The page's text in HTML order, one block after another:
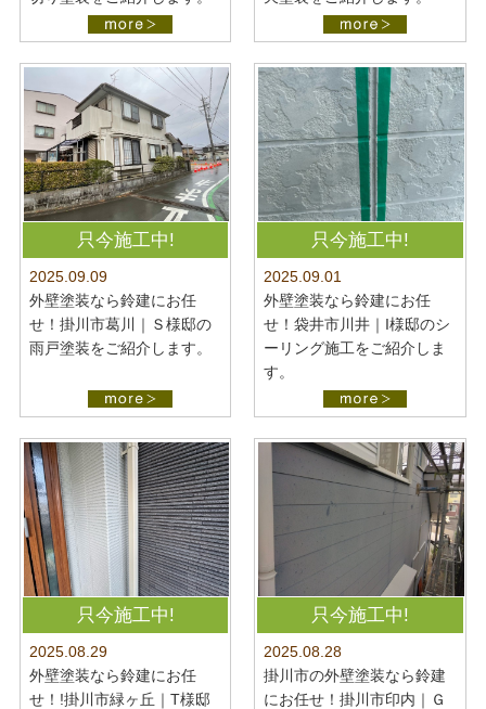
只今施工中!
2025.09.09
外壁塗装なら鈴建にお任
せ！掛川市葛川｜Ｓ様邸の
雨戸塗装をご紹介します。
只今施工中!
2025.09.01
外壁塗装なら鈴建にお任
せ！袋井市川井｜I様邸のシ
ーリング施工をご紹介しま
す。
只今施工中!
2025.08.29
外壁塗装なら鈴建にお任
せ！!掛川市緑ヶ丘｜T様邸
只今施工中!
2025.08.28
掛川市の外壁塗装なら鈴建
にお任せ！掛川市印内｜Ｇ